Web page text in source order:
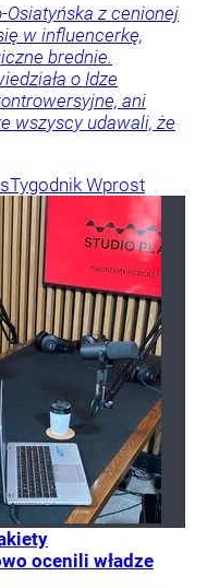
Osiatyńska z cenionej
w influencerkę,
brednie.
o Idze
ani
wszyscy udawali, że
Tygodnik Wprost
ocenili władze